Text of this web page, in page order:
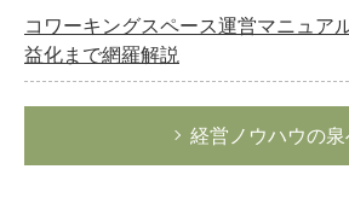
コワーキングスペース運営マニュア
益化まで網羅解説
経営ノウハウの